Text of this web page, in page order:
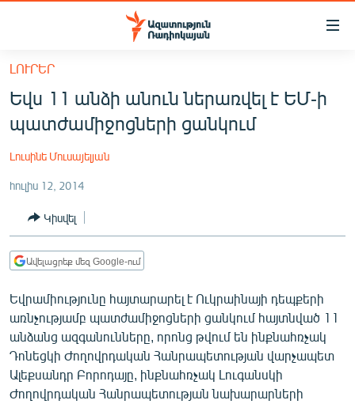
Մատչելիության
հիմնական
բովանդակությանը
հիմնական
մենյուին
ՀԱՅԱՍՏԱՆ
ՔԱՂԱՔԱԿԱՆ
ԸՆՏՐՈՒԹՅՈՒՆՆԵՐ 2026
ԻՐԱՎՈՒՆՔ
ՀԱՍԱՐԱԿՈՒԹՅՈՒՆ
ՏՆՏԵՍՈՒԹՅՈՒՆ
ՊԱՏԵՐԱԶՄԻ 6 ՇԱԲԱԹՆԵՐԸ
ՏԱՐԱԾԱՇՐՋԱՆ
ՄԻՋԱԶԳԱՅԻՆ
ՄՇԱԿՈՒՅԹ
ԼՈՒՐԵՐ
Եվս 11 անձի անուն ներառվել է ԵՄ-ի
պատժամիջոցների ցանկում
Լուսինե Մուսայելյան
հուլիս 12, 2014
Կիսվել
Ավելացրեք մեզ Google-ում
Եվրամիությունը հայտարարել է Ուկրաինայի դեպքերի
առնչությամբ պատժամիջոցների ցանկում հայտնված 11
անձանց ազգանունները, որոնց թվում են ինքնահռչակ
Դոնեցկի Ժողովրդական Հանրապետության վարչապետ
Ալեքսանդր Բորոդայը, ինքնահռչակ Լուգանսկի
Ժողովրդական Հանրապետության նախարարների